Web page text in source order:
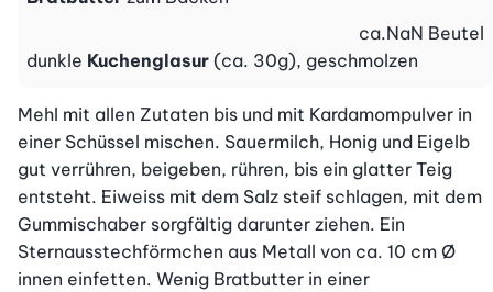
dunkle Kuchenglasur (ca. 30g), geschmolzen
ca.NaN Beutel
Mehl mit allen Zutaten bis und mit Kardamompulver in
einer Schüssel mischen. Sauermilch, Honig und Eigelb
gut verrühren, beigeben, rühren, bis ein glatter Teig
entsteht. Eiweiss mit dem Salz steif schlagen, mit dem
Gummischaber sorgfältig darunter ziehen. Ein
Sternausstechförmchen aus Metall von ca. 10 cm Ø
innen einfetten. Wenig Bratbutter in einer